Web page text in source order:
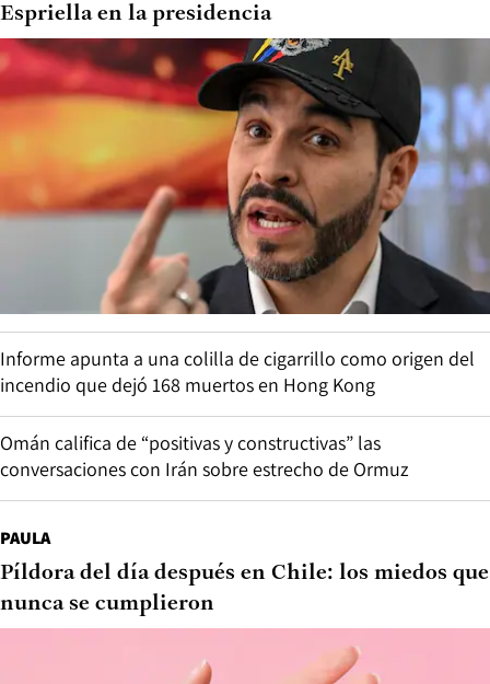
Espriella en la presidencia
Informe apunta a una colilla de cigarrillo como origen del
incendio que dejó 168 muertos en Hong Kong
Omán califica de “positivas y constructivas” las
conversaciones con Irán sobre estrecho de Ormuz
PAULA
Píldora del día después en Chile: los miedos que
nunca se cumplieron